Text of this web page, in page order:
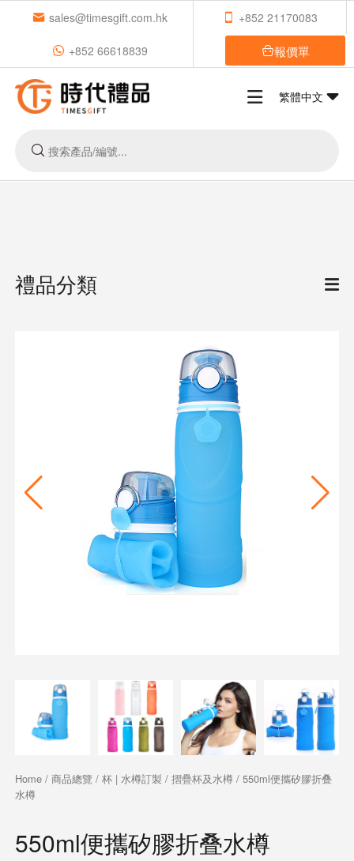
sales@timesgift.com.hk +852 21170083
+852 66618839 報價單
繁體中文
禮品分類
Home/ 商品總覽 / 杯 | 水樽訂製 / 摺疊杯及水樽/ 550ml便攜矽膠折叠
水樽
550ml便攜矽膠折叠水樽